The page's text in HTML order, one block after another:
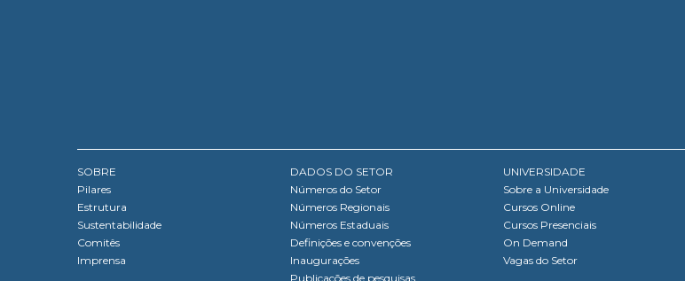
SOBRE
Pilares
Estrutura
Sustentabilidade
Comitês
Imprensa
DADOS DO SETOR
Números do Setor
Números Regionais
Números Estaduais
Definições e convenções
Inaugurações
Publicações de pesquisas
UNIVERSIDADE
Sobre a Universidade
Cursos Online
Cursos Presenciais
On Demand
Vagas do Setor